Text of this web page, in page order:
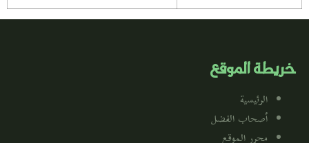
خريطة الموقع
الرئيسية
أصحاب الفضل